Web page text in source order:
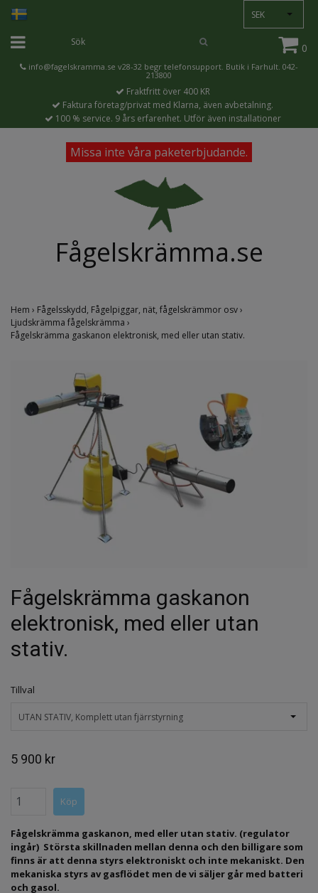
SEK
0
info@fagelskramma.se v28-32 begr telefonsupport. Butik i Farhult. 042-
213800
Fraktfritt över 400 KR
Faktura företag/privat med Klarna, även avbetalning.
100 % service. 9 års erfarenhet. Utför även installationer
Missa inte våra paketerbjudande.
Fågelskrämma.se
Hem › Fågelsskydd, Fågelpiggar, nät, fågelskrämmor osv›
Ljudskrämma fågelskrämma ›
Fågelskrämma gaskanon elektronisk, med eller utan stativ.
Fågelskrämma gaskanon
elektronisk, med eller utan
stativ.
Tillval
UTAN STATIV, Komplett utan fjärrstyrning
5 900 kr
Fågelskrämma gaskanon, med eller utan stativ. (regulator
ingår) Största skillnaden mellan denna och den billigare som
finns är att denna styrs elektroniskt och inte mekaniskt. Den
mekaniska styrs av gasflödet men de vi säljer går med batteri
och gasol.